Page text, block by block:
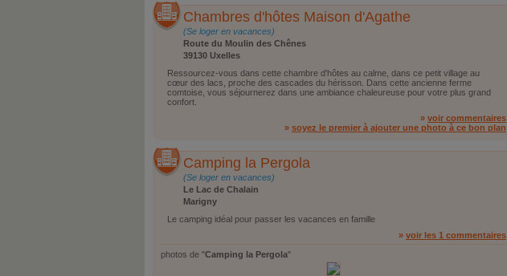
Chambres d'hôtes Maison d'Agathe
(Se loger en vacances)
Route du Moulin des Chênes
39130 Uxelles
Ressourcez-vous dans cette chambre d'hôtes au calme, dans ce petit village au
cœur des lacs, proche des cascades du hérisson. Dans cette ancienne ferme
comtoise, vous séjournerez dans une ambiance chaleureuse pour votre plus grand
confort.
» voir commentaires
» soyez le premier à ajouter une photo à ce bon plan
Camping la Pergola
(Se loger en vacances)
Le Lac de Chalain
Marigny
Le camping idéal pour passer les vacances en famille
» voir les 1 commentaires
photos de "Camping la Pergola"